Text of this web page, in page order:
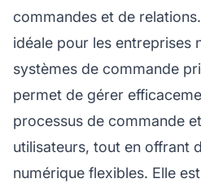
commandes et de
idéale pour les entreprises
systèmes de commande
permet de gérer
processus de commande
utilisateurs, tout en offrant
numérique flexibles. Elle